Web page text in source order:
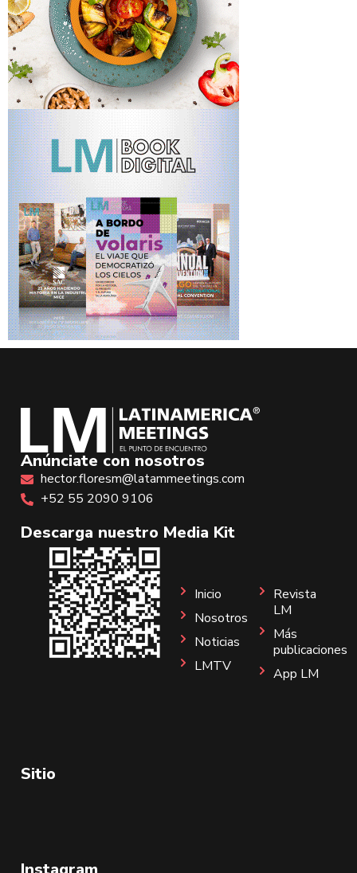
Anúnciate con nosotros
hector.floresm@latammeetings.com
+52 55 2090 9106
Descarga nuestro Media Kit
Sitio
Inicio
Nosotros
Noticias
LMTV
Revista
LM
Más
publicaciones
App LM